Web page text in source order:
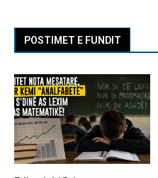
POSTIMET E FUNDIT